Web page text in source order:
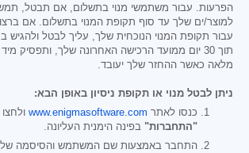
הפרעות. עבור משתמשי מנוי בתשלום, אם תבטל,
למוצר/ים שלך עד סוף תקופת המנוי בתשלום. אם
עבור תקופת המנוי הנוכחית שלך, עליך לבטל ולהגיש
תוך 30 יום ממועד הרכישה האחרונה שלך, ותפסיק
מלאה כאשר ההחזר שלך יעובד.
ניתן לבטל מנוי או תקופת ניסיון באופן הבא:
כנסו לאתר www.enigmasoftware.com
"התחברות" בפינה הימנית העליונה.
התחבר באמצעות שם המשתמש והסיסמה